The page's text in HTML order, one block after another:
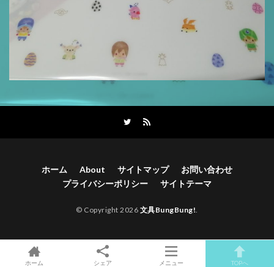
ホーム About サイトマップ
お問い合わせ
プライバシーポリシー
サイトテーマ
© Copyright 2026 文具BungBung!.
ホーム シェア メニュー TOPへ